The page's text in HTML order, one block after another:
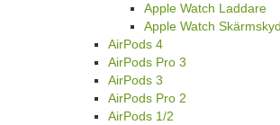
Apple Watch Laddare
Apple Watch
AirPods 4
AirPods Pro 3
AirPods 3
AirPods Pro 2
AirPods 1/2